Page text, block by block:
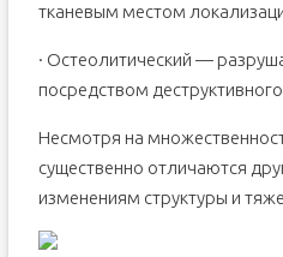
тканевым местом
· Остеолитический —
посредством
Несмотря на
существенно отличаются
изменениям структуры и